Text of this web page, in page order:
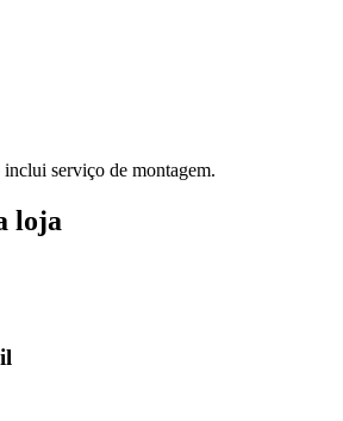
serviço de montagem.
loja